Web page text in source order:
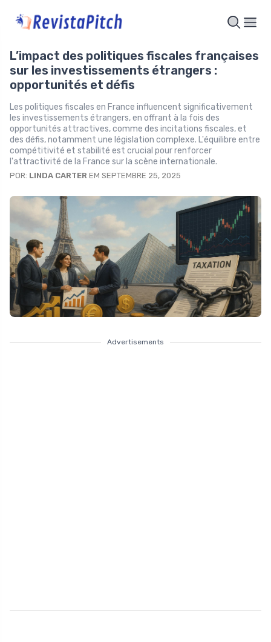
L’impact des politiques fiscales françaises
sur les investissements étrangers :
opportunités et défis
Les politiques fiscales en France influencent significativement
les investissements étrangers, en offrant à la fois des
opportunités attractives, comme des incitations fiscales, et
des défis, notamment une législation complexe. L'équilibre entre
compétitivité et stabilité est crucial pour renforcer
l'attractivité de la France sur la scène internationale.
POR: LINDA CARTER EM SEPTEMBRE 25, 2025
Advertisements